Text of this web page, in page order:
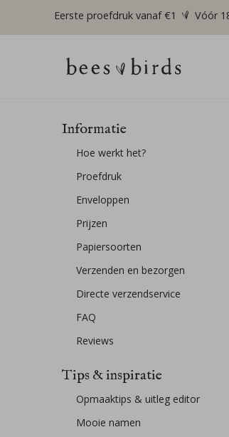
Eerste proefdruk vanaf €1 Vóór
Informatie
Hoe werkt het?
Proefdruk
Enveloppen
Prijzen
Papiersoorten
Verzenden en bezorgen
Directe verzendservice
FAQ
Reviews
Tips & inspiratie
Opmaaktips & uitleg editor
Mooie namen